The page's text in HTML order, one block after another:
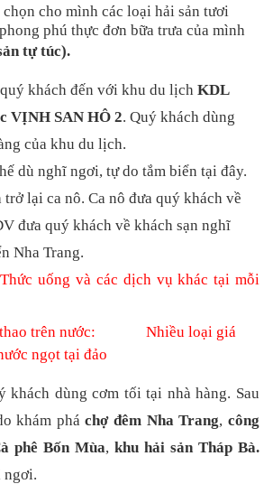
cho mình các loại hải sản tươi
tự túc).
khách đến với khu du lịch KDL
VỊNH SAN HÔ 2. Quý khách dùng
của khu du lịch.
dù nghĩ ngơi, tự do tắm biển tại đây.
trở lại ca nô. Ca nô đưa quý khách về
đưa quý khách về khách sạn nghĩ
Nha Trang.
uống và các dịch vụ khác tại mỗi
trên nước:              Nhiều loại giá
ngọt tại đảo
khách dùng cơm tối tại nhà hàng. Sau
khám phá chợ đêm Nha Trang, công
à phê Bốn Mùa,
ngơi.